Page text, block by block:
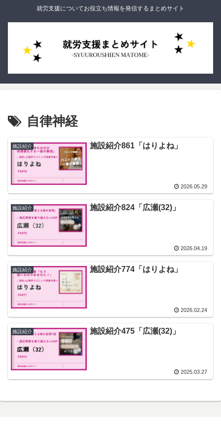
就労支援についてお役立ち情報を発信するまとめサイト
自律神経
施設紹介 施設紹介861「はりよね」
2026.05.29
施設紹介 施設紹介824「広瀬(32)」
2026.04.19
施設紹介 施設紹介774「はりよね」
2026.02.24
施設紹介 施設紹介475「広瀬(32)」
2025.03.27